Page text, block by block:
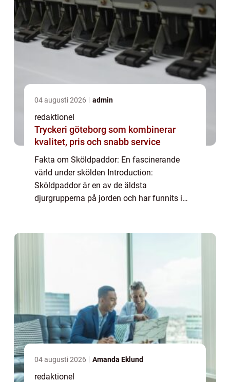
04 augusti 2026 admin
redaktionel
Tryckeri göteborg som kombinerar
kvalitet, pris och snabb service
Fakta om Sköldpaddor: En fascinerande
värld under skölden Introduction:
Sköldpaddor är en av de äldsta
djurgrupperna på jorden och har funnits i
04 augusti 2026 Amanda Eklund
redaktionel